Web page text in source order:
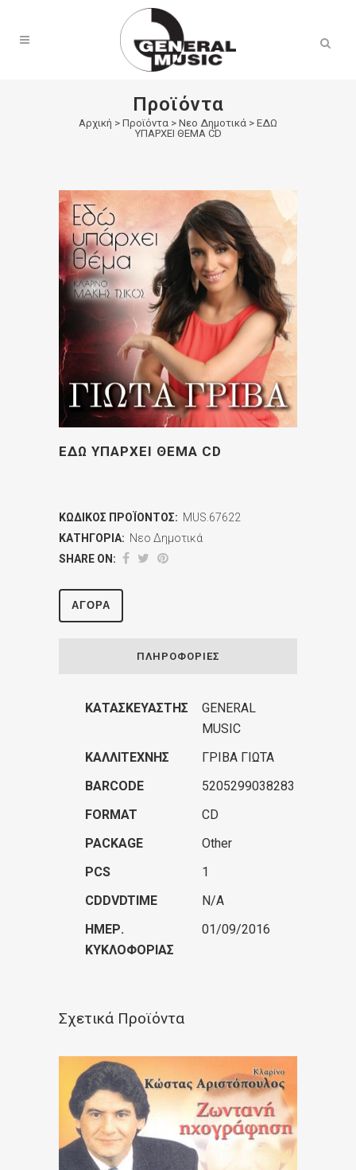
Προϊόντα
Αρχική > Προϊόντα > Νεο Δημοτικά > ΕΔΩ
ΥΠΑΡΧΕΙ ΘΕΜΑ CD
ΕΔΩ ΥΠΑΡΧΕΙ ΘΕΜΑ CD
ΚΩΔΙΚΌΣ ΠΡΟΪΌΝΤΟΣ: MUS.67622
ΚΑΤΗΓΟΡΊΑ: Νεο Δημοτικά
SHARE ON:
ΑΓΟΡΆ
ΠΛΗΡΟΦΟΡΊΕΣ
ΚΑΤΑΣΚΕΥΑΣΤΉΣ
GENERAL
MUSIC
ΚΑΛΛΙΤΈΧΝΗΣ
ΓΡΙΒΑ ΓΙΩΤΑ
BARCODE
5205299038283
FORMAT
CD
PACKAGE
Other
PCS
1
CDDVDTIME
N/A
ΗΜΕΡ.
ΚΥΚΛΟΦΟΡΊΑΣ
01/09/2016
Σχετικά Προϊόντα